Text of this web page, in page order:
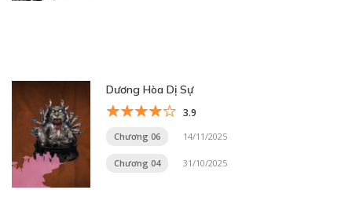
Dương Hòa Dị Sự
3.9
Chương 06 14/11/2025
Chương 04 31/10/2025